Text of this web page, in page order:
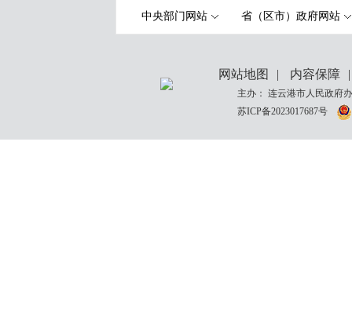
中央部门网站 省（区市）政府网站
网站地图 | 内容保障 |
主办： 连云港市人民政
苏ICP备2023017687号